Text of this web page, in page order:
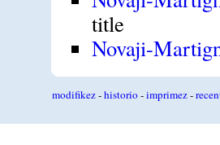
title
Novaji-
modifikez-historio-imprimez-